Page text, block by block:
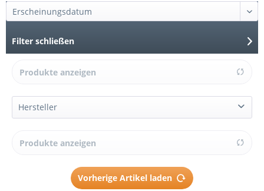
Filter schließen
Produkte anzeigen
Hersteller
Default
Produkte anzeigen
Vorherige Artikel laden